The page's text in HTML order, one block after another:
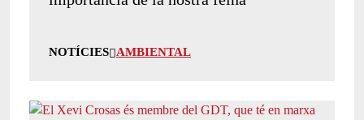
NOTÍCIES AMBIENTAL